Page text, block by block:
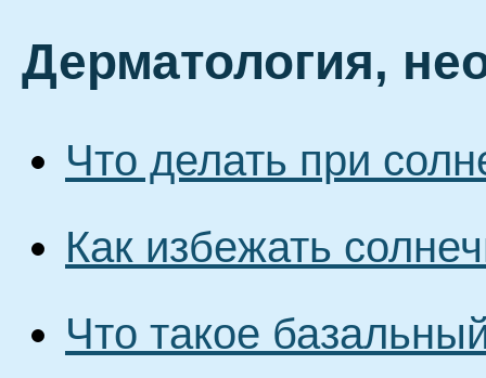
Дерматология,
Что делать при
Как избежать
Что такое